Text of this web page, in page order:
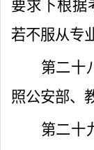
要求下根据
若不服从专
第二十
照公安部、
第二十